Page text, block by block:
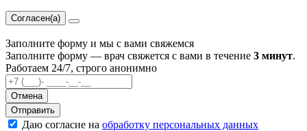
Согласен(а)
Заполните форму и мы с вами свяжемся
Заполните форму — врач свяжется с вами в течение 3 минут.
Работаем 24/7, строго анонимно
Отмена
Отправить
Даю согласие на обработку персональных данных